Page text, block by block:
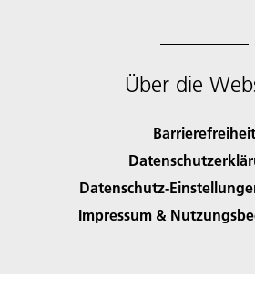
Über die
Barrierefreiheit
Datenschutz-
Impressum &